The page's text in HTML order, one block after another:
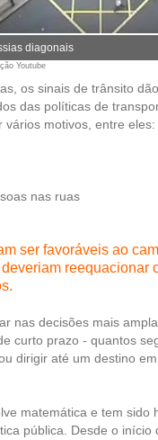
diagonais
Youtube
os sinais de trânsito
das políticas de
vários motivos, entre eles:
nas ruas
ser favoráveis ao
nas decisões mais
curto prazo - quantos
dirigir até um destino
matemática e tem
pública. Desde o